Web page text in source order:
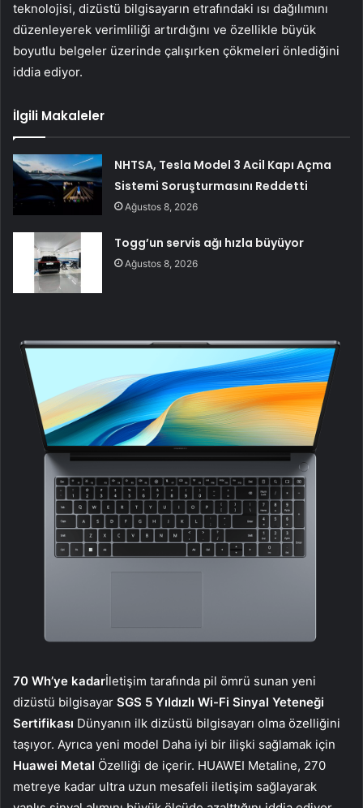
teknolojisi, dizüstü bilgisayarın etrafındaki ısı dağılımını
düzenleyerek verimliliği artırdığını ve özellikle büyük
boyutlu belgeler üzerinde çalışırken çökmeleri önlediğini
iddia ediyor.
İlgili Makaleler
NHTSA, Tesla Model 3 Acil Kapı Açma
Sistemi Soruşturmasını Reddetti
Ağustos 8, 2026
Togg’un servis ağı hızla büyüyor
Ağustos 8, 2026
70 Wh’ye kadarİletişim tarafında pil ömrü sunan yeni
dizüstü bilgisayar SGS 5 Yıldızlı Wi-Fi Sinyal Yeteneği
Sertifikası Dünyanın ilk dizüstü bilgisayarı olma özelliğini
taşıyor. Ayrıca yeni model Daha iyi bir ilişki sağlamak için
Huawei Metal Özelliği de içerir. HUAWEI Metaline, 270
metreye kadar ultra uzun mesafeli iletişim sağlayarak